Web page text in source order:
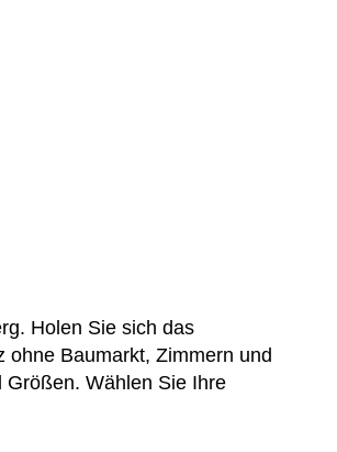
Holen Sie sich das
ohne Baumarkt, Zimmern und
Wählen Sie Ihre